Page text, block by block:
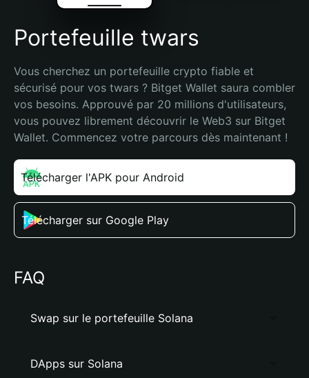
Portefeuille twars
Vous cherchez un portefeuille crypto fiable et
sécurisé pour vos twars ? Bitget Wallet saura combler
vos besoins. Approuvé par 20 millions d'utilisateurs,
vous pouvez librement découvrir le Web3 sur Bitget
Wallet. Commencez votre parcours dès maintenant !
Télécharger l'APK pour Android
Télécharger sur Google Play
FAQ
Swap sur le portefeuille Solana
DApps sur Solana